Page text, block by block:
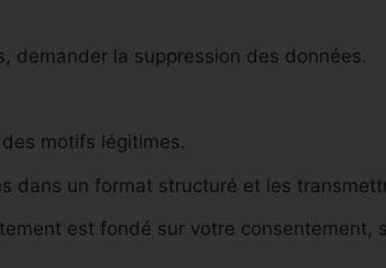
demander la suppression des données.
motifs légitimes.
dans un format structuré et les
est fondé sur votre consentement,